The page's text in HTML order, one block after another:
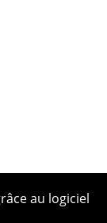
au logiciel